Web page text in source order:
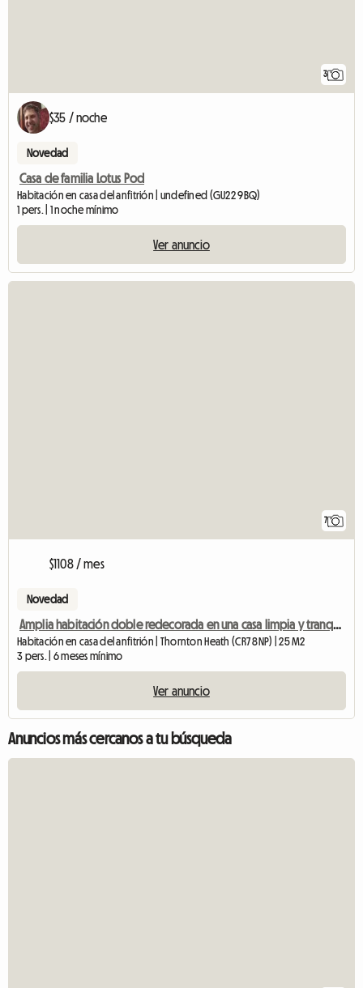
3
$35 / noche
Novedad
Casa de familia Lotus Pod
Habitación en casa del anfitrión | undefined (GU22 9BQ)
1 pers. | 1 noche mínimo
Ver anuncio
7
$1108 / mes
Novedad
Amplia habitación doble redecorada en una casa limpia y tranquila.
Habitación en casa del anfitrión | Thornton Heath (CR7 8NP) | 25 M2
3 pers. | 6 meses mínimo
Ver anuncio
Anuncios más cercanos a tu búsqueda